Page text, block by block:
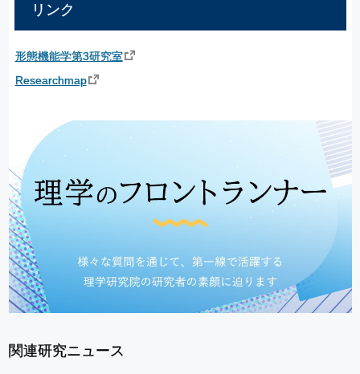
リンク
形態機能学第3研究室
Researchmap
関連研究ニュース